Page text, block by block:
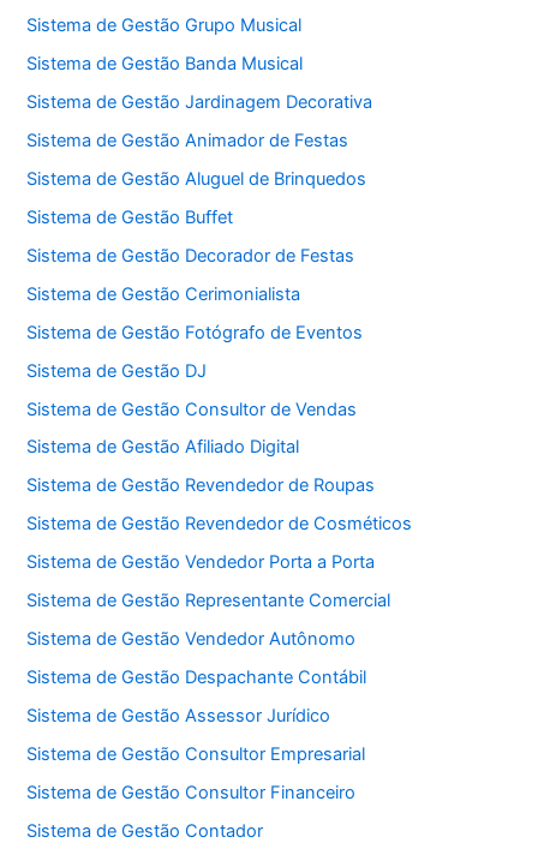
Sistema de Gestão Grupo Musical
Sistema de Gestão Banda Musical
Sistema de Gestão Jardinagem Decorativa
Sistema de Gestão Animador de Festas
Sistema de Gestão Aluguel de Brinquedos
Sistema de Gestão Buffet
Sistema de Gestão Decorador de Festas
Sistema de Gestão Cerimonialista
Sistema de Gestão Fotógrafo de Eventos
Sistema de Gestão DJ
Sistema de Gestão Consultor de Vendas
Sistema de Gestão Afiliado Digital
Sistema de Gestão Revendedor de Roupas
Sistema de Gestão Revendedor de Cosméticos
Sistema de Gestão Vendedor Porta a Porta
Sistema de Gestão Representante Comercial
Sistema de Gestão Vendedor Autônomo
Sistema de Gestão Despachante Contábil
Sistema de Gestão Assessor Jurídico
Sistema de Gestão Consultor Empresarial
Sistema de Gestão Consultor Financeiro
Sistema de Gestão Contador